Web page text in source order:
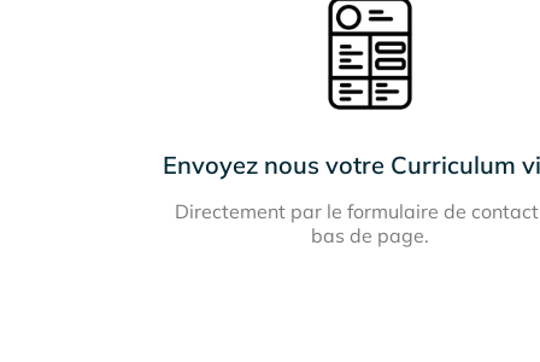
Envoyez nous votre Curriculum
Directement par le formulaire de
bas de page.